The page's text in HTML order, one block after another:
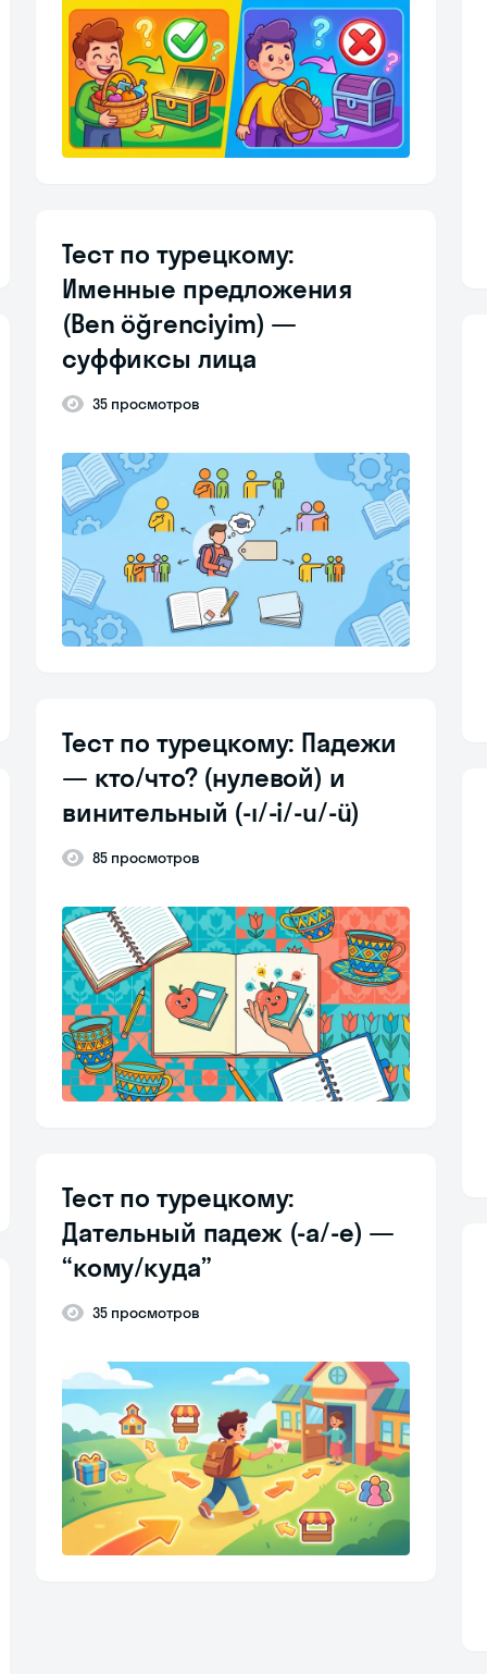
Тест по турецкому:
Именные предложения
(Ben öğrenciyim) —
суффиксы лица
35 просмотров
Тест по турецкому: Падежи
— кто/что? (нулевой) и
винительный (-ı/-i/-u/-ü)
85 просмотров
Тест по турецкому:
Дательный падеж (-a/-e) —
“кому/куда”
35 просмотров